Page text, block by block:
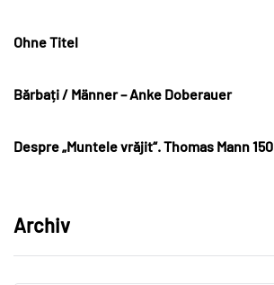
Ohne Titel
Bărbați / Männer – Anke Doberauer
Despre „Muntele vrăjit“. Thomas Mann 150
Archiv